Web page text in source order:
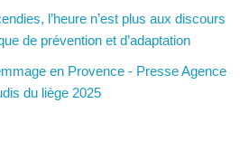
l’heure n’est plus aux discours
de prévention et d’adaptation
en Provence - Presse Agence
du liège 2025